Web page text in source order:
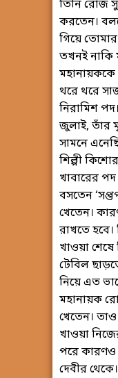
তিনি রোজ
করতেন।
গিয়ে
তখনই নাকি
মহানায়ককে
থরে থরে
নিরামিশ
জুলাই, তাঁর
সামনে
শিল্পী
খাবারের পদ
বসতেন
খেতেন।
রাখতে
খাওয়া শেষে
টেবিল
নিয়ে এত
মহানায়ক
খেতেন।
খাওয়া
পরে কারণও
দেবীর